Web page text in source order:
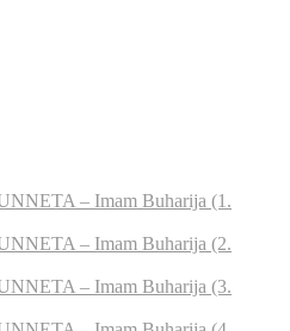
– Imam Buharija (1.
– Imam Buharija (2.
– Imam Buharija (3.